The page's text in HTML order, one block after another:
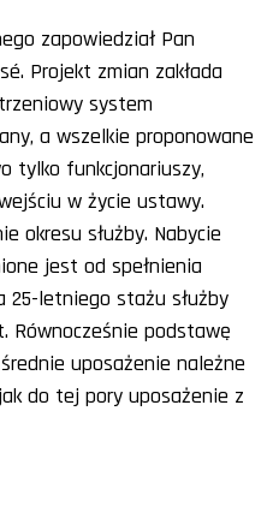
zapowiedział Pan
Projekt zmian zakłada
system
a wszelkie proponowane
tylko funkcjonariuszy,
w życie ustawy.
okresu służby. Nabycie
jest od spełnienia
25-letniego stażu służby
Równocześnie podstawę
uposażenie należne
do tej pory uposażenie z